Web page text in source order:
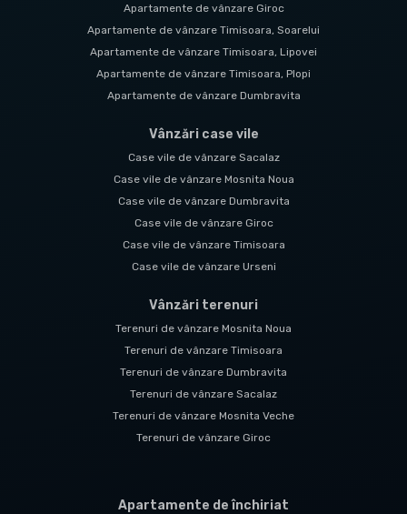
Apartamente de vânzare Giroc
Apartamente de vânzare Timisoara, Soarelui
Apartamente de vânzare Timisoara, Lipovei
Apartamente de vânzare Timisoara, Plopi
Apartamente de vânzare Dumbravita
Vânzări case vile
Case vile de vânzare Sacalaz
Case vile de vânzare Mosnita Noua
Case vile de vânzare Dumbravita
Case vile de vânzare Giroc
Case vile de vânzare Timisoara
Case vile de vânzare Urseni
Vânzări terenuri
Terenuri de vânzare Mosnita Noua
Terenuri de vânzare Timisoara
Terenuri de vânzare Dumbravita
Terenuri de vânzare Sacalaz
Terenuri de vânzare Mosnita Veche
Terenuri de vânzare Giroc
Apartamente de închiriat